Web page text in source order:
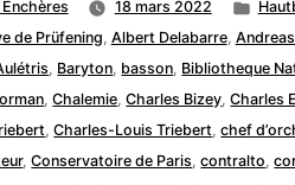
18 mars 2022
dans
:
de Prüfening, Albert Delabarre,
, Baryton, basson, Bibliotheque
,Chalemie,Charles Bizey,Charles
,Charles-Louis Triebert,chef
,Conservatoire de Paris,contralto,